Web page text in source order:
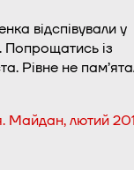
відспівували у
Попрощатись із
Рівне не
Майдан, лютий